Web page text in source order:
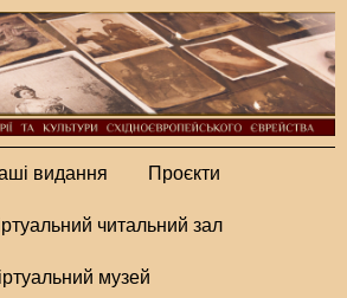
видання Проєкти
читальний зал
музей